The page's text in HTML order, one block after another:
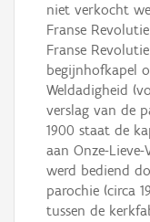
niet verkocht
Franse
Franse
begijnhofkapel
Weldadigheid
verslag van de
1900 staat de
aan Onze-
werd bediend
parochie (circa
tussen de